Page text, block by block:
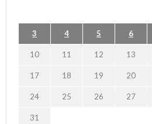
3 4 5 6
10 11 12 13
17 18 19 20
24 25 26 27
31